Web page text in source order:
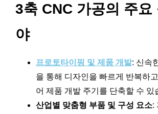
3축 CNC 가공의 주요
야
프로토타이핑 및 제품 개발: 신속
을 통해 디자인을 빠르게 반복하
어 제품 개발 주기를 단축할 수 있
산업별 맞춤형 부품 및 구성 요소: